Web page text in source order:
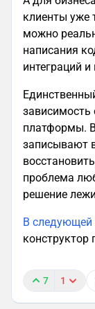
клиенты уже
можно
написания
интеграций и
платформы.
записывают
проблема
решение
В следующей
конструктор
7 1